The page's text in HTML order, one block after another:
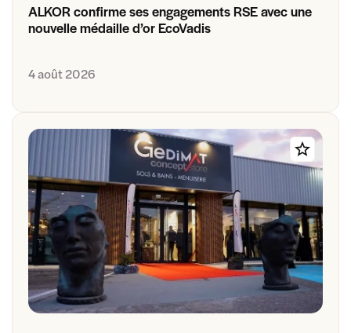
ALKOR confirme ses engagements RSE avec une
nouvelle médaille d’or EcoVadis
4 août 2026